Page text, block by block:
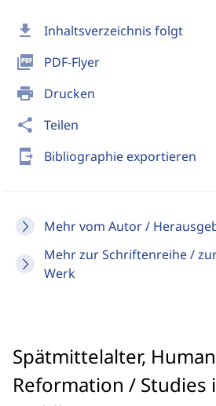
download Inhaltsverzeichnis folgt
picture_as_pdf PDF-Flyer
print Drucken
share Teilen
send_to_mobile Bibliographie exportieren
Mehr vom Autor /
Mehr zur Schriftenreihe /
Werk
Spätmittelalter,
Reformation / Studies